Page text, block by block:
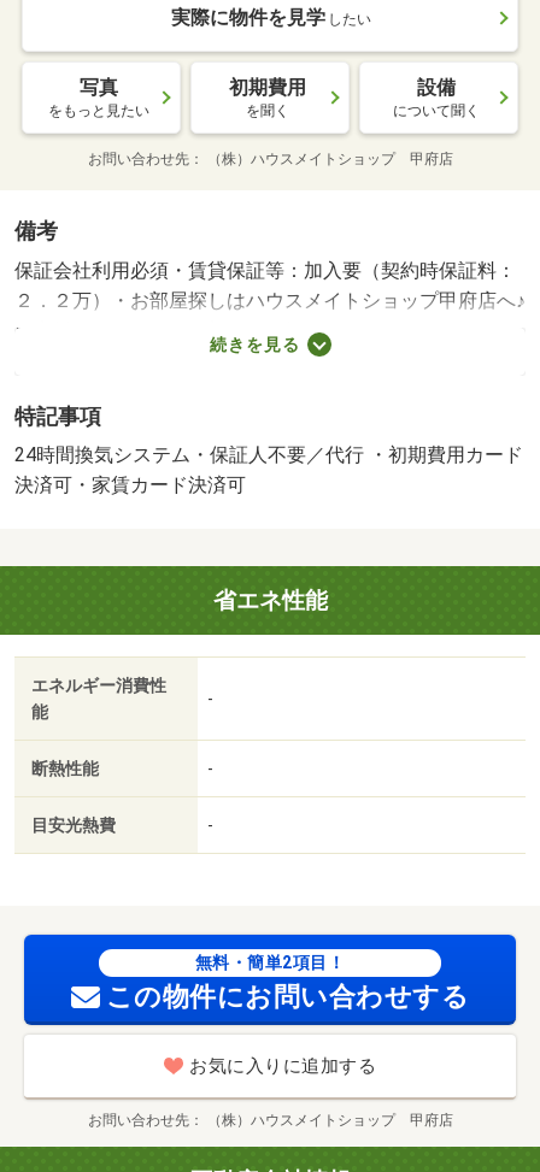
実際に物件を見学 したい
写真
をもっと見たい
初期費用
を聞く
設備
について聞く
お問い合わせ先 （株）ハウスメイトショップ 甲府店
備考
保証会社利用必須・賃貸保証等：加入要（契約時保証料：
２．２万）・お部屋探しはハウスメイトショップ甲府店へ♪
お客様にぴったりのお部屋をお探しします♪/クリーニング
費用 50000円/鍵セット費 3300円
続きを見る
特記事項
24時間換気システム・保証人不要／代行 ・初期費用カード
決済可・家賃カード決済可
省エネ性能
エネルギー消費性
能
-
断熱性能 -
目安光熱費 -
無料・簡単2項目！
この物件にお問い合わせする
お気に入りに追加する
お問い合わせ先 （株）ハウスメイトショップ 甲府店